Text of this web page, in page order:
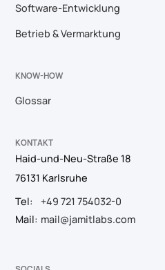
Software-Entwicklung
Betrieb & Vermarktung
KNOW-HOW
Glossar
KONTAKT
Haid-und-Neu-Straße 18
76131 Karlsruhe
Tel:
+49 721 754032-0
Mail: mail@jamitlabs.com